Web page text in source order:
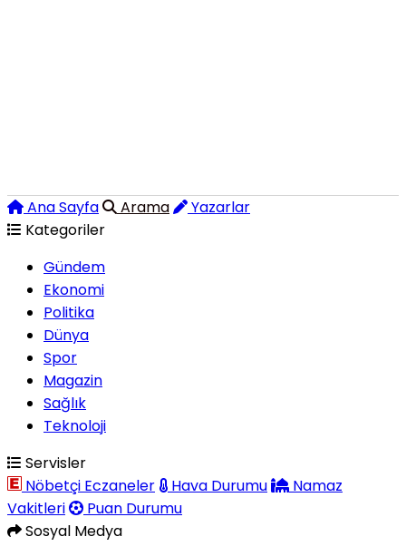
Ana Sayfa Arama
Yazarlar
Kategoriler
Gündem
Ekonomi
Politika
Dünya
Spor
Magazin
Sağlık
Teknoloji
Servisler
Nöbetçi Eczaneler
Hava Durumu
Namaz
Vakitleri
Puan Durumu
Sosyal Medya